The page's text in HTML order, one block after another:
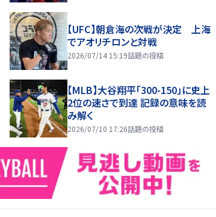
【UFC】朝倉海の次戦が決定 上海
でアオリチロンと対戦
2026/07/14 15:19話題の投稿
【MLB】大谷翔平「300-150」に史上
2位の速さで到達 記録の意味を読
み解く
2026/07/10 17:26話題の投稿